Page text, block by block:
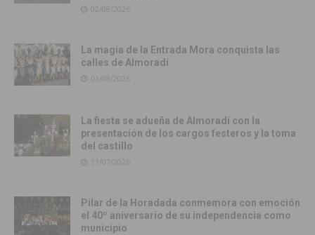
02/08/2026
La magia de la Entrada Mora conquista las
calles de Almoradí
01/08/2026
La fiesta se adueña de Almoradí con la
presentación de los cargos festeros y la toma
del castillo
31/07/2026
Pilar de la Horadada conmemora con emoción
el 40º aniversario de su independencia como
municipio